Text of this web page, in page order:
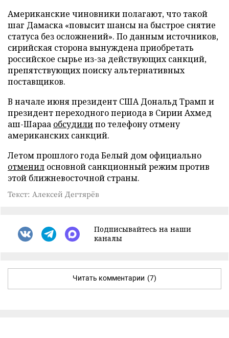
Американские чиновники полагают, что такой
шаг Дамаска «повысит шансы на быстрое снятие
статуса без осложнений». По данным источников,
сирийская сторона вынуждена приобретать
российское сырье из-за действующих санкций,
препятствующих поиску альтернативных
поставщиков.
В начале июня президент США Дональд Трамп и
президент переходного периода в Сирии Ахмед
аш-Шараа обсудилипо телефону отмену
американских санкций.
Летом прошлого года Белый дом официально
отменил основной санкционный режим против
этой ближневосточной страны.
Текст: Алексей Дегтярёв
Подписывайтесь на наши
каналы
Читать комментарии (7)